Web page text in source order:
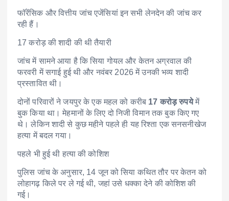
फॉरेंसिक और वित्तीय जांच एजेंसियां इन सभी लेनदेन की जांच कर
रही हैं।
17 करोड़ की शादी की थी तैयारी
जांच में सामने आया है कि सिया गोयल और केतन अग्रवाल की
फरवरी में सगाई हुई थी और नवंबर 2026 में उनकी भव्य शादी
प्रस्तावित थी।
दोनों परिवारों ने जयपुर के एक महल को करीब 17 करोड़ रुपयेमें
बुक किया था। मेहमानों के लिए दो निजी विमान तक बुक किए गए
थे। लेकिन शादी से कुछ महीने पहले ही यह रिश्ता एक सनसनीखेज
हत्या में बदल गया।
पहले भी हुई थी हत्या की कोशिश
पुलिस जांच के अनुसार, 14 जून को सिया कथित तौर पर केतन को
लोहागढ़ किले पर ले गई थी, जहां उसे धक्का देने की कोशिश की
गई।